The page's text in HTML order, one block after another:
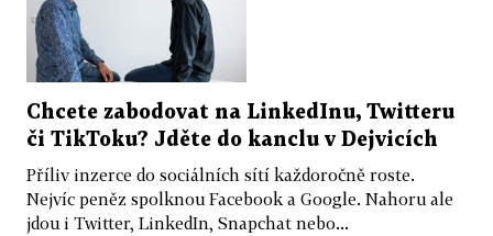
Chcete zabodovat na LinkedInu, Twitteru
či TikToku? Jděte do kanclu v Dejvicích
Příliv inzerce do sociálních sítí každoročně roste.
Nejvíc peněz spolknou Facebook a Google. Nahoru ale
jdou i Twitter, LinkedIn, Snapchat nebo...